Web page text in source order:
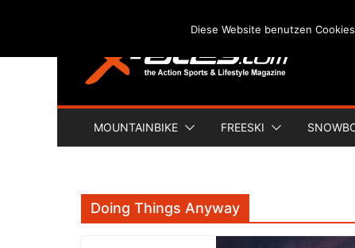
content
MOUNTAINBIKE FREESKI
Doing Things Anyway
Diese Website benutzen